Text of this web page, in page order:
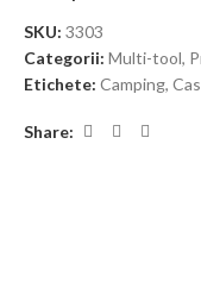
SKU: 3303
Categorii: Multi-tool,
Etichete: Camping,
Share: